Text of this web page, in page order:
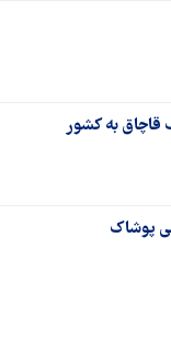
پوشاک